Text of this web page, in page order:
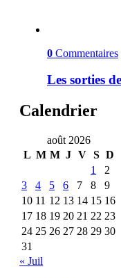
0 Commentaires
Les sorties
Calendrier
août 2026
L M M J V S D
1
2
3
4 5 6 7 8
9
10 11 12 13 14 15 16
17 18 19 20 21 22 23
24 25 26 27 28 29 30
31
« Juil